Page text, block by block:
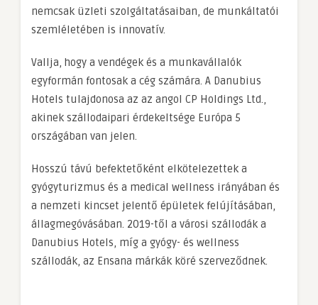
nemcsak üzleti szolgáltatásaiban, de munkáltatói
szemléletében is innovatív.
Vallja, hogy a vendégek és a munkavállalók
egyformán fontosak a cég számára. A Danubius
Hotels tulajdonosa az az angol CP Holdings Ltd.,
akinek szállodaipari érdekeltsége Európa 5
országában van jelen.
Hosszú távú befektetőként elkötelezettek a
gyógyturizmus és a medical wellness irányában és
a nemzeti kincset jelentő épületek felújításában,
állagmegóvásában. 2019-től a városi szállodák a
Danubius Hotels, míg a gyógy- és wellness
szállodák, az Ensana márkák köré szerveződnek.